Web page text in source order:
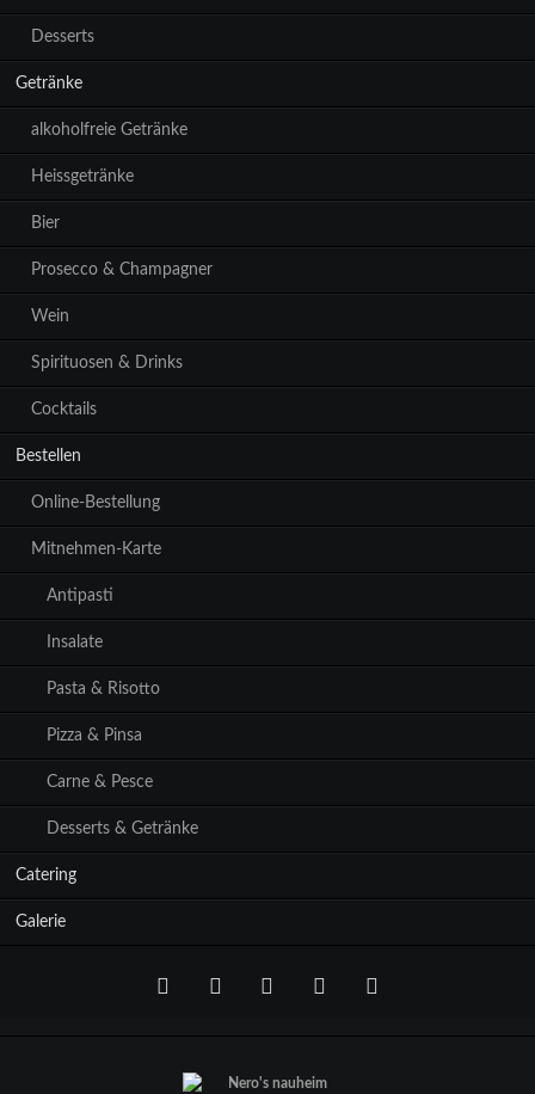
Desserts
Getränke
alkoholfreie Getränke
Heissgetränke
Bier
Prosecco & Champagner
Wein
Spirituosen & Drinks
Cocktails
Bestellen
Online-Bestellung
Mitnehmen-Karte
Antipasti
Insalate
Pasta & Risotto
Pizza & Pinsa
Carne & Pesce
Desserts & Getränke
Catering
Galerie
TwitterLinkedIn